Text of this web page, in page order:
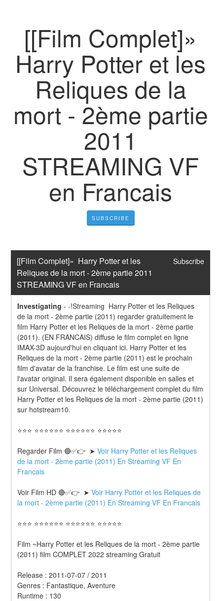
[[Film Complet]»
Harry Potter et les
Reliques de la
mort - 2ème partie
2011
STREAMING VF
en Francais
SUBSCRIBE
[[Film Complet]»  Harry Potter et les
Reliques de la mort - 2ème partie 2011
STREAMING VF en Francais
Subscribe
Investigating --!Streaming  Harry Potter et les Reliques
de la mort - 2ème partie (2011) regarder gratuitement le
film Harry Potter et les Reliques de la mort - 2ème partie
(2011). (EN FRANCAIS) diffuse le film complet en ligne
IMAX-3D aujourd'hui en cliquant ici. Harry Potter et les
Reliques de la mort - 2ème partie (2011) est le prochain
film d'avatar de la franchise. Le film est une suite de
l'avatar original. Il sera également disponible en salles et
sur Universal. Découvrez le téléchargement complet du film
Harry Potter et les Reliques de la mort - 2ème partie (2011)
sur hotstream10.
⭐⭐⭐ ⭐⭐⭐⭐⭐⭐ ⭐⭐⭐⭐⭐⭐ ⭐⭐⭐⭐⭐
Regarder Film 🔴✅👉  ➤ Voir Harry Potter et les Reliques
de la mort - 2ème partie (2011) En Streaming VF En
Francais
Voir Film HD 🔴✅👉  ➤ Voir Harry Potter et les Reliques de
la mort - 2ème partie (2011) En Streaming VF En Francais
⭐⭐⭐ ⭐⭐⭐⭐⭐⭐ ⭐⭐⭐⭐⭐⭐ ⭐⭐⭐⭐⭐
Film ~Harry Potter et les Reliques de la mort - 2ème partie
(2011) film COMPLET 2022 streaming Gratuit
Release : 2011-07-07 / 2011
Genres : Fantastique, Aventure
Runtime : 130